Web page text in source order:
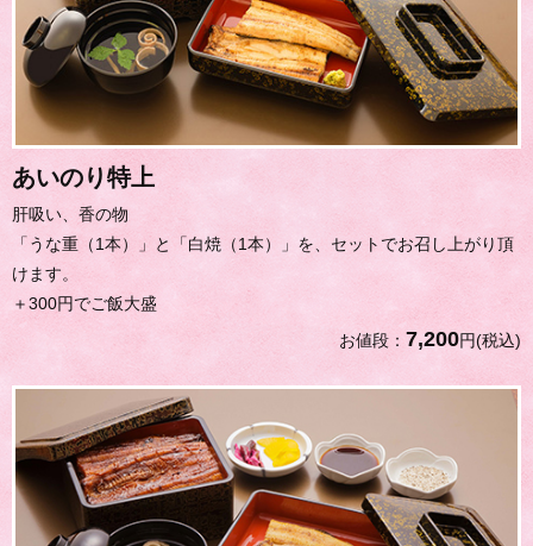
あいのり特上
肝吸い、香の物
「うな重（1本）」と「白焼（1本）」を、セットでお召し上がり頂
けます。
＋300円でご飯大盛
お値段： 7,200円(税込)